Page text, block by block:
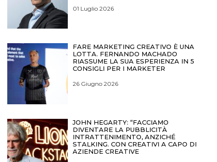
01 Luglio 2026
FARE MARKETING CREATIVO È UNA
LOTTA. FERNANDO MACHADO
RIASSUME LA SUA ESPERIENZA IN 5
CONSIGLI PER I MARKETER
26 Giugno 2026
JOHN HEGARTY: “FACCIAMO
DIVENTARE LA PUBBLICITÀ
INTRATTENIMENTO, ANZICHÉ
STALKING. CON CREATIVI A CAPO DI
AZIENDE CREATIVE